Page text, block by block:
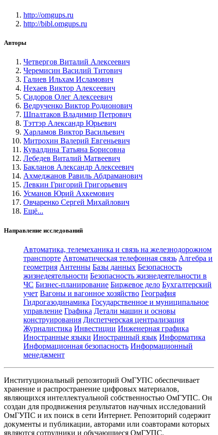
http://omgups.ru
http://bibl.omgups.ru
Авторы
Четвергов Виталий Алексеевич
Черемисин Василий Титович
Галиев Ильхам Исламович
Нехаев Виктор Алексеевич
Сидоров Олег Алексеевич
Ведрученко Виктор Родионович
Шпалтаков Владимир Петрович
Тэттэр Александр Юрьевич
Харламов Виктор Васильевич
Митрохин Валерий Евгеньевич
Кувалдина Татьяна Борисовна
Лебедев Виталий Матвеевич
Бакланов Александр Алексеевич
Ахмеджанов Равиль Абдраманович
Левкин Григорий Григорьевич
Усманов Юрий Ахкемович
Овчаренко Сергей Михайлович
Ещё...
Направление исследований
Автоматика, телемеханика и связь на железнодорожном
транспорте Автоматическая телефонная связь Алгебра и
геометрия Антенны Базы данных Безопасность
жизнедеятельности Безопасность жизнедеятельности в
ЧС Бизнес-планирование Биржевое дело Бухгалтерский
учет Вагоны и вагонное хозяйство География
Гидрогазодинамика Государственное и муниципальное
управление Графика Детали машин и основы
конструирования Диспетчерская централизация
Журналистика Инвестиции Инженерная графика
Иностранные языки Иностранный язык Информатика
Информационная безопасность Информационный
менеджмент
Институциональный репозиторий ОмГУПС обеспечивает
хранение и распространение цифровых материалов,
являющихся интеллектуальной собственностью ОмГУПС. Он
создан для продвижения результатов научных исследований
ОмГУПС и их поиск в сети Интернет. Репозиторий содержит
документы и публикации, авторами или соавторами которых
являются сотрудники и обучающиеся ОмГУПС.